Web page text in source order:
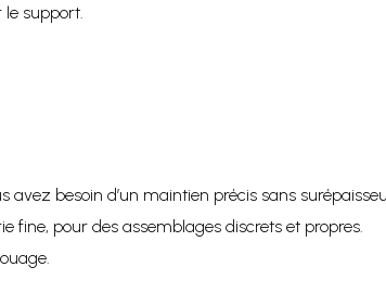
support.
besoin d’un maintien précis sans
fine, pour des assemblages discrets et propres.